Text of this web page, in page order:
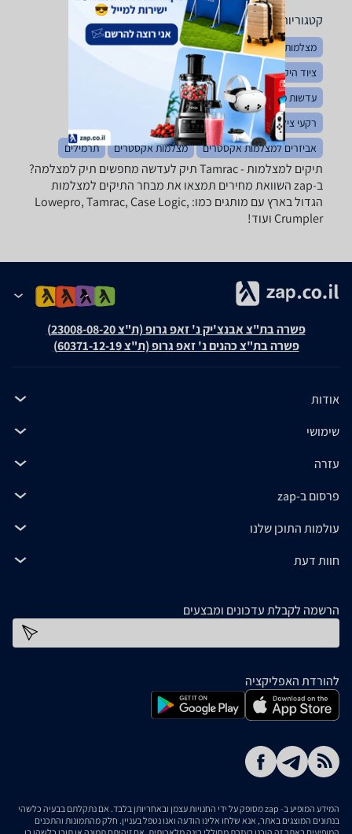
קטגוריות משלימות
מצלמות גריפים למצלמות
הדפסת תמונות דיגיטליות
ציוד היקפי לצילום
סוללות למצלמות
עדשות מצלמה
פילטרים לעדשות
רקעי צילום
מזוודות וטרולים
חצובות וגימבלים
אביזרים למצלמות אקסטרים
מצלמות אקסטרים תרמילים
תיקים למצלמות - ‏Tamrac ‏תיק לעדשה מחפשים תיק למצלמה?
ב-zap השוואת מחירים תמצאו את מבחר התיקים למצלמות
הגדול בארץ עם מותגים כמו: Lowepro, Tamrac, Case Logic,
Crumpler ועוד!
פשרה בת"צ אבנצ'יק נ' זאפ גרופ (ת"צ 23008-08-20)
פשרה בת"צ כהנים נ' זאפ גרופ (ת"צ 60371-12-19)
אודות
שימושי
עזרה
פרסום ב-zap
עולמות התוכן שלנו
חוות דעת
הרשמה לקבלת עדכונים ומבצעים
להורדת האפליקציה
המידע המופיע ב- zap מסופק על ידי החנויות עצמן ובאחריותן בלבד. אם נתקלתם בבעיה כלשהי
בנתונים המוצגים באתר, אנא שלחו אלינו הודעה ואנו נטפל בעניין. חלק מהתמונות והתכנים